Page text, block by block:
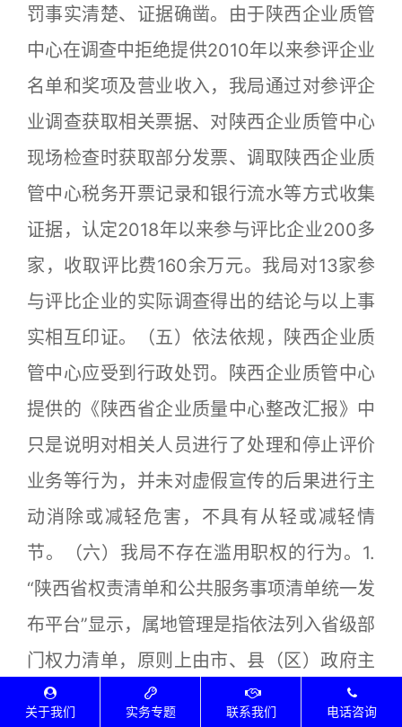
罚事实清楚、证据确凿。由于陕西企业质管
中心在调查中拒绝提供2010年以来参评企业
名单和奖项及营业收入，我局通过对参评企
业调查获取相关票据、对陕西企业质管中心
现场检查时获取部分发票、调取陕西企业质
管中心税务开票记录和银行流水等方式收集
证据，认定2018年以来参与评比企业200多
家，收取评比费160余万元。我局对13家参
与评比企业的实际调查得出的结论与以上事
实相互印证。（五）依法依规，陕西企业质
管中心应受到行政处罚。陕西企业质管中心
提供的《陕西省企业质量中心整改汇报》中
只是说明对相关人员进行了处理和停止评价
业务等行为，并未对虚假宣传的后果进行主
动消除或减轻危害，不具有从轻或减轻情
节。（六）我局不存在滥用职权的行为。1.
“陕西省权责清单和公共服务事项清单统一发
布平台”显示，属地管理是指依法列入省级部
门权力清单，原则上由市、县（区）政府主
管部门属地管理，省级部门除重大事项外一
关于我们 实务专题 联系我们 电话咨询